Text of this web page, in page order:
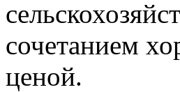
сочетанием
ценой.